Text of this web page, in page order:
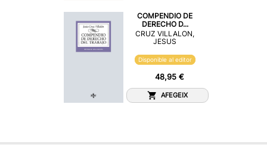
COMPENDIO DE
DERECHO D...
CRUZ VILLALON,
JESUS
Disponible al editor
48,95 €
AFEGEIX